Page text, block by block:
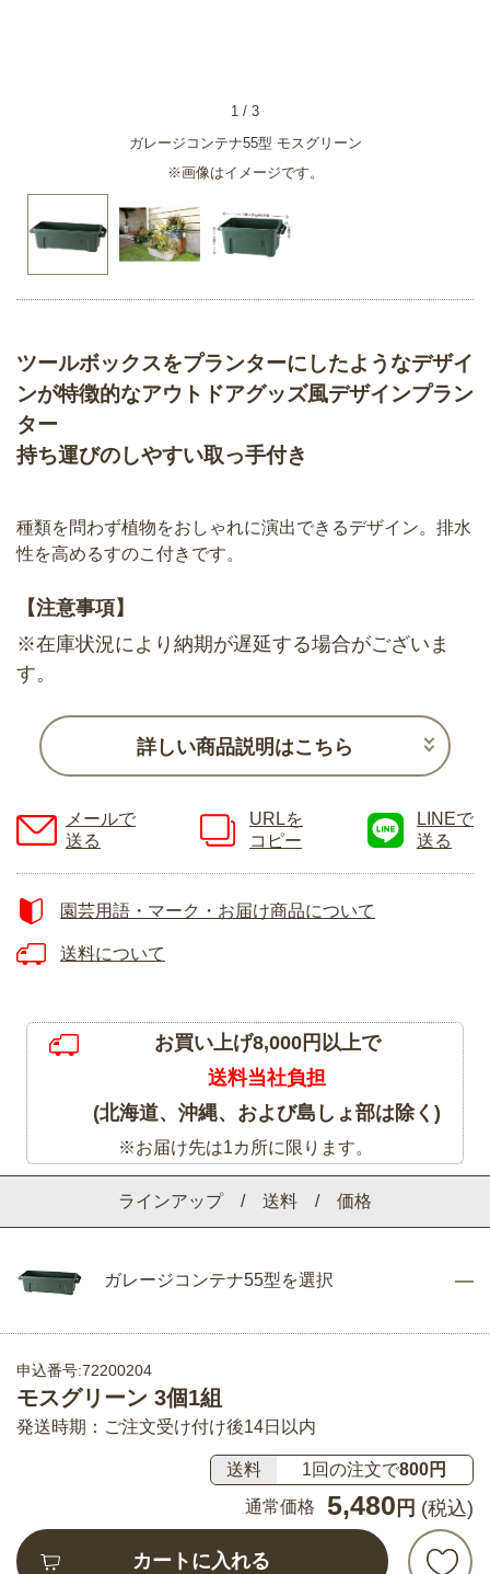
ガレージコンテナ55型 モスグリーン
※画像はイメージです。
1 / 3
ツールボックスをプランターにしたようなデザイ
ンが特徴的なアウトドアグッズ風デザインプラン
ター
持ち運びのしやすい取っ手付き
ラインアップ / 送料 / 価格
ガレージコンテナ55型を選択
申込番号:72200204
モスグリーン 3個1組
発送時期：ご注文受け付け後14日以内
送料 1回の注文で800円
通常価格
5,480 円 (税込)
カートに入れる
種類を問わず植物をおしゃれに演出できるデザイン。排水
性を高めるすのこ付きです。
【注意事項】
※在庫状況により納期が遅延する場合がございま
す。
詳しい商品説明はこちら
メールで
送る
URLを
コピー
LINEで
送る
園芸用語・マーク・お届け商品について
送料について
お買い上げ8,000円以上で
送料当社負担
(北海道、沖縄、および島しょ部は除く)
※お届け先は1カ所に限ります。